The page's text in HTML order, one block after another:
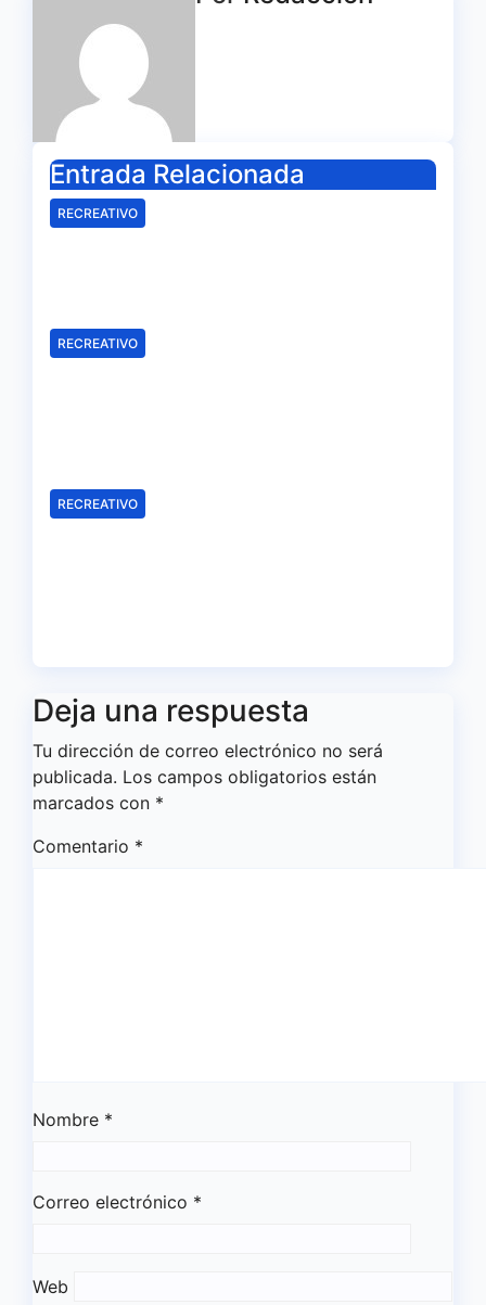
entradas
Entrada Relacionada
RECREATIVO
RECREATIVO
RECREATIVO
Deja una respuesta
Tu dirección de correo electrónico no será
publicada. Los campos obligatorios están
marcados con *
Comentario *
Nombre *
Correo electrónico *
Web